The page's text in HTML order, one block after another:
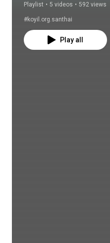
dhinacharyA
-சந்தை/santhai
Playlist • 5 videos • 592 views
#koyil.org.santhai
Play all